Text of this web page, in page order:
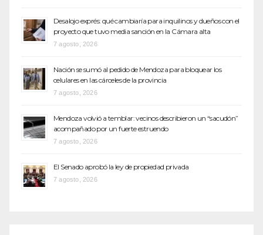
Desalojo exprés: qué cambiaría para inquilinos y dueños con el
proyecto que tuvo media sanción en la Cámara alta
7 agosto, 2026
Nación se sumó al pedido de Mendoza para bloquear los
celulares en las cárceles de la provincia
7 agosto, 2026
Mendoza volvió a temblar: vecinos describieron un “sacudón”
acompañado por un fuerte estruendo
7 agosto, 2026
El Senado aprobó la ley de propiedad privada
7 agosto, 2026